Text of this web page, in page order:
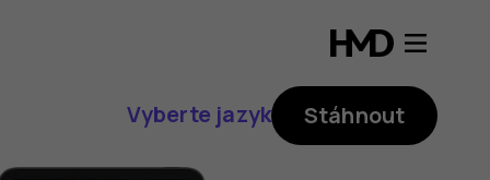
Vyberte jazyk Stáhnout